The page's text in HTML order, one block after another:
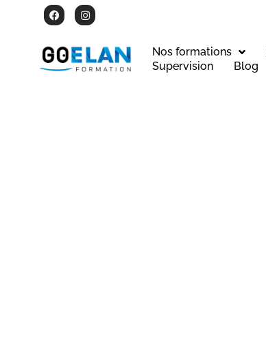
Nos formations
Supervision
Blog